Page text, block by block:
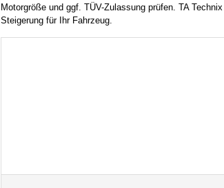
Motorgröße und ggf. TÜV-Zulassung prüfen. TA
Steigerung für Ihr Fahrzeug.